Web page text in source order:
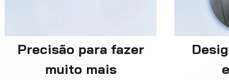
Precisão para fazer
muito mais